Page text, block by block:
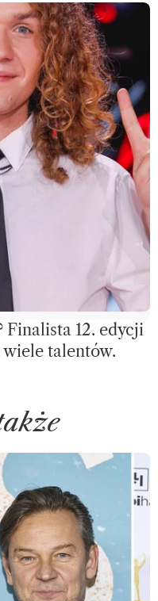
12. edycji
wiele talentów.